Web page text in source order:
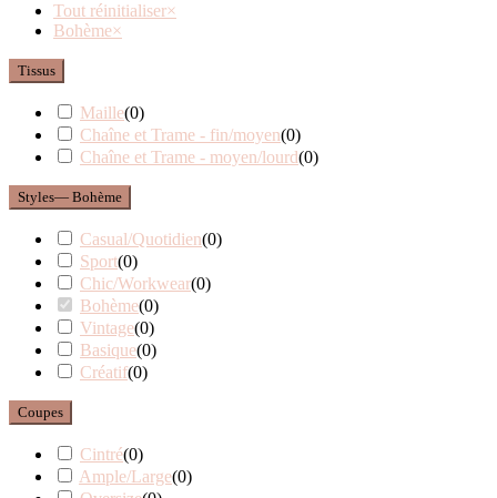
Tout réinitialiser×
Bohème×
Tissus
Maille(0)
Chaîne et Trame - fin/moyen(0)
Chaîne et Trame - moyen/lourd(0)
Styles— Bohème
Casual/Quotidien(0)
Sport(0)
Chic/Workwear(0)
Bohème(0)
Vintage(0)
Basique(0)
Créatif(0)
Coupes
Cintré(0)
Ample/Large(0)